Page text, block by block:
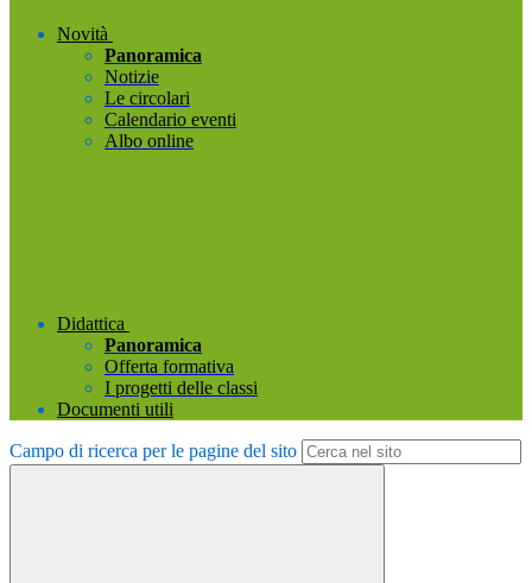
Novità
Panoramica
Notizie
Le circolari
Calendario eventi
Albo online
Didattica
Panoramica
Offerta formativa
I progetti delle classi
Documenti utili
Campo di ricerca per le pagine del sito